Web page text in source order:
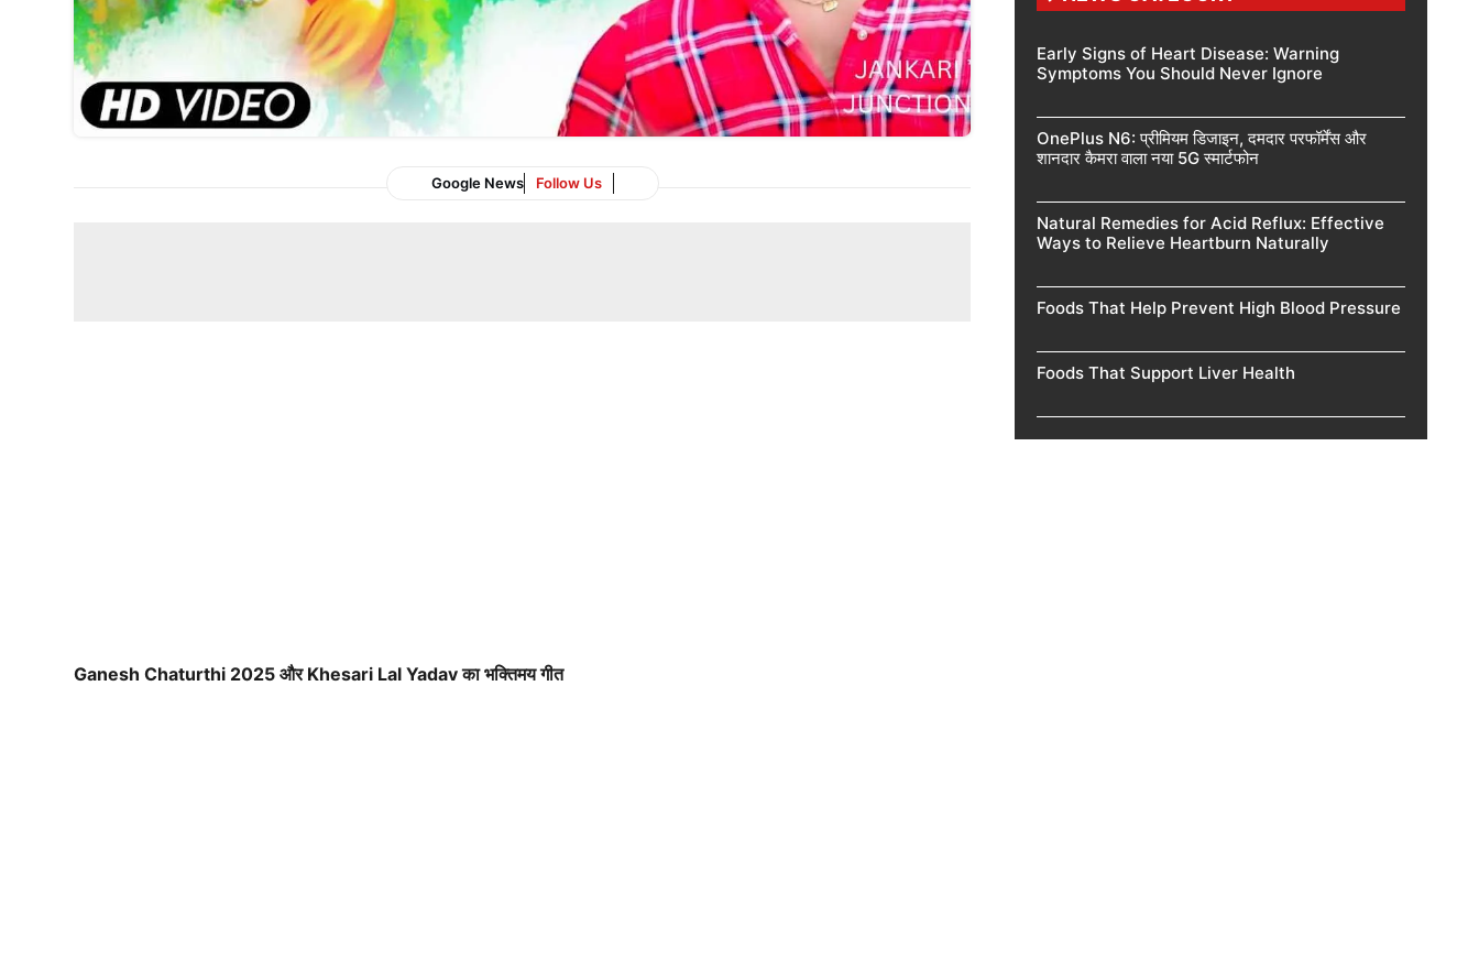
Google News Follow Us
Ganesh Chaturthi 2025 और Khesari Lal Yadav का भक्तिमय गीत
Early Signs of Heart Disease: Warning
Symptoms You Should Never Ignore
OnePlus N6: प्रीमियम डिजाइन, दमदार परफॉर्मेंस और
शानदार कैमरा वाला नया 5G स्मार्टफोन
Natural Remedies for Acid Reflux: Effective
Ways to Relieve Heartburn Naturally
Foods That Help Prevent High Blood Pressure
Foods That Support Liver Health